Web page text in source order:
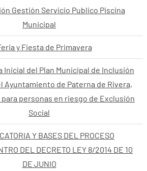
Gestión Servicio Publico Piscina
Municipal
y Fiesta de Primavera
Inicial del Plan Municipal de Inclusión
Ayuntamiento de Paterna de Rivera,
para personas en riesgo de Exclusión
Social
Y BASES DEL PROCESO
DEL DECRETO LEY 8/2014 DE 10
DE JUNIO